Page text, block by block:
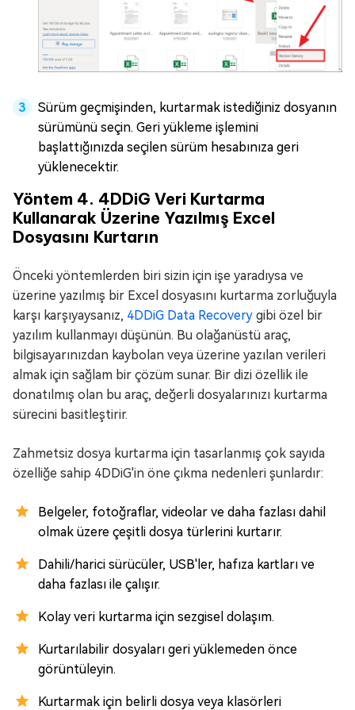
Sürüm geçmişinden, kurtarmak istediğiniz dosyanın
sürümünü seçin. Geri yükleme işlemini
başlattığınızda seçilen sürüm hesabınıza geri
yüklenecektir.
Yöntem 4. 4DDiG Veri Kurtarma
Kullanarak Üzerine Yazılmış Excel
Dosyasını Kurtarın
Önceki yöntemlerden biri sizin için işe yaradıysa ve
üzerine yazılmış bir Excel dosyasını kurtarma zorluğuyla
karşı karşıyaysanız, 4DDiG Data Recovery gibi özel bir
yazılım kullanmayı düşünün. Bu olağanüstü araç,
bilgisayarınızdan kaybolan veya üzerine yazılan verileri
almak için sağlam bir çözüm sunar. Bir dizi özellik ile
donatılmış olan bu araç, değerli dosyalarınızı kurtarma
sürecini basitleştirir.
Zahmetsiz dosya kurtarma için tasarlanmış çok sayıda
özelliğe sahip 4DDiG'in öne çıkma nedenleri şunlardır:
Belgeler, fotoğraflar, videolar ve daha fazlası dahil
olmak üzere çeşitli dosya türlerini kurtarır.
Dahili/harici sürücüler, USB'ler, hafıza kartları ve
daha fazlası ile çalışır.
Kolay veri kurtarma için sezgisel dolaşım.
Kurtarılabilir dosyaları geri yüklemeden önce
görüntüleyin.
Kurtarmak için belirli dosya veya klasörleri